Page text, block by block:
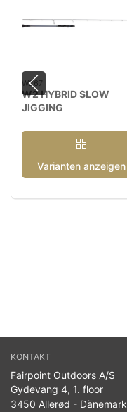
W267
W2 HYBRID SLOW
JIGGING
Varianten anzeigen
KONTAKT
Fairpoint Outdoors A/S
Gydevang 4, 1. floor
3450 Allerød - Dänemark